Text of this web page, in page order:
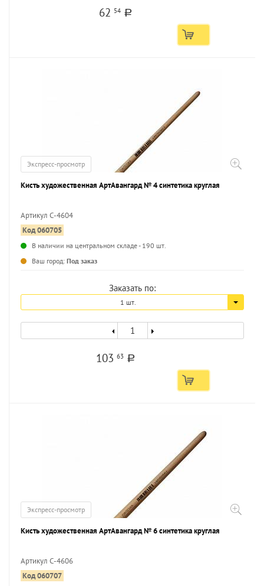
62 54 a
Экспресс-просмотр
Кисть художественная АртАвангард № 4 синтетика круглая
Артикул С-4604
Код 060705
В наличии на центральном складе - 190 шт.
Ваш город: Под заказ
Заказать по:
1 шт.
10363 a
Экспресс-просмотр
Кисть художественная АртАвангард № 6 синтетика круглая
Артикул С-4606
Код 060707